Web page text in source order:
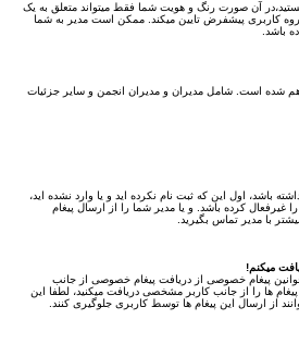
آن صورت رنگ و هویت شما فقط میتواند متعلق به یک
کاربری پیشفرض تایین میکند. ممکن است مدیر به شما
باشد.
شده است. شامل مدیران و مدیران انجمن و سایر جزئیات
باشد، اول این که ثبت نام نکرده اید و یا وارد نشده اید،
کرده باشد. و یا مدیر شما را از ارسال پیغام
با مدیر تماس بگیرید.
میکنم!
پیغام خصوصی از دریافت پیغام خصوصی از جانب
ها را از جانب کاربر مشخصی دریافت میکنید، لطفا این
از ارسال این پیغام ها توسط کاربری جلوگیری کنند.